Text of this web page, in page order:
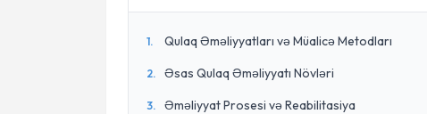
1. Qulaq Əməliyyatları və Müalicə Metodları
2. Əsas Qulaq Əməliyyatı Növləri
3. Əməliyyat Prosesi və Reabilitasiya